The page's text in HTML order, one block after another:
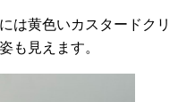
は黄色いカスタードクリ
も見えます。